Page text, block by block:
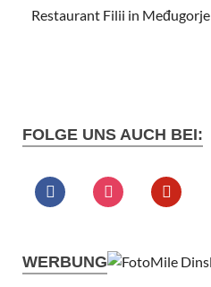
Restaurant Filii in Međugorje
FOLGE UNS AUCH BEI:
WERBUNG